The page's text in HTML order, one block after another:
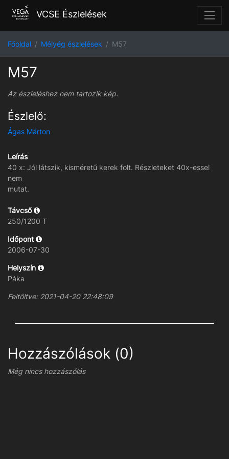
VCSE Észlelések
Főoldal Mélyég észlelések M57
M57
Az észleléshez nem tartozik kép.
Észlelő:
Ágas Márton
Leírás
40 x: Jól látszik, kisméretű kerek folt. Részleteket 40x-essel
nem
mutat.
Távcső
250/1200 T
Időpont
2006-07-30
Helyszín
Páka
Feltöltve: 2021-04-20 22:48:09
Hozzászólások (0)
Még nincs hozzászólás